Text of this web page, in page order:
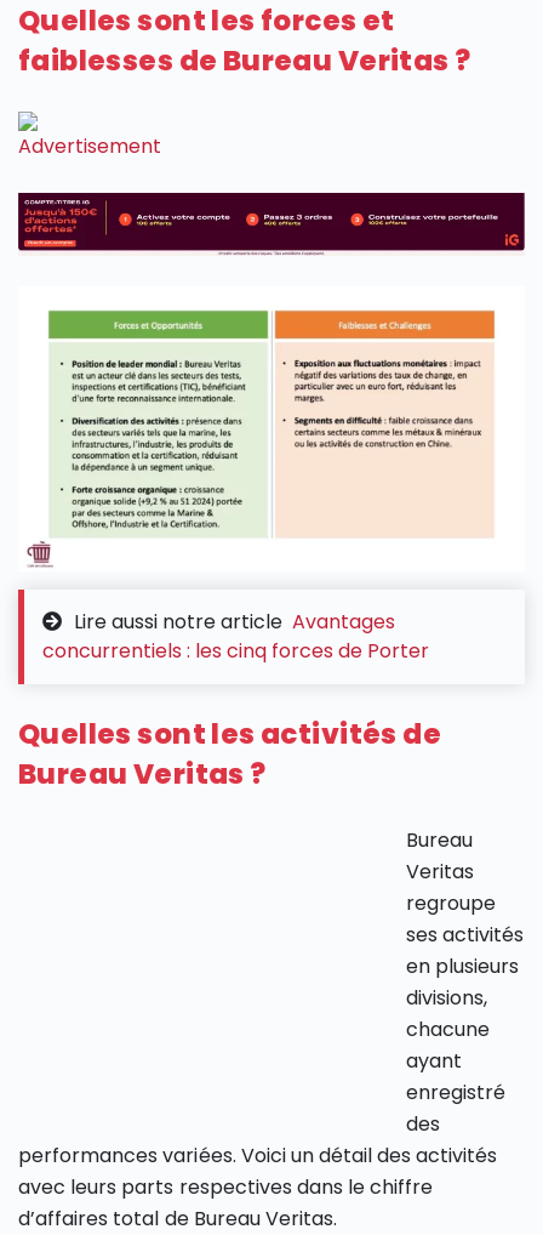
Quelles sont les forces et
faiblesses de Bureau Veritas ?
Lire aussi notre article Avantages
concurrentiels : les cinq forces de Porter
Quelles sont les activités de
Bureau Veritas ?
Bureau
Veritas
regroupe
ses activités
en plusieurs
divisions,
chacune
ayant
enregistré
des
performances variées. Voici un détail des activités
avec leurs parts respectives dans le chiffre
d’affaires total de Bureau Veritas.